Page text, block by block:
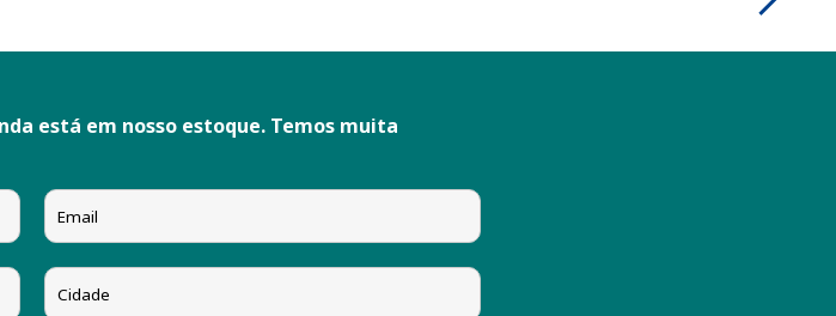
está em nosso estoque. Temos muita